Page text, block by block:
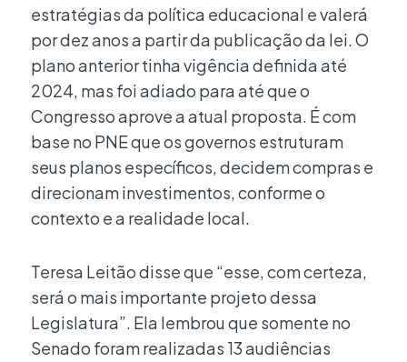
estratégias da política educacional e valerá
por dez anos a partir da publicação da lei. O
plano anterior tinha vigência definida até
2024, mas foi adiado para até que o
Congresso aprove a atual proposta. É com
base no PNE que os governos estruturam
seus planos específicos, decidem compras e
direcionam investimentos, conforme o
contexto e a realidade local.
Teresa Leitão disse que “esse, com certeza,
será o mais importante projeto dessa
Legislatura”. Ela lembrou que somente no
Senado foram realizadas 13 audiências